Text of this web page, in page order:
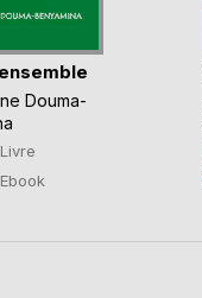
Douma-
Livre
Ebook